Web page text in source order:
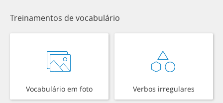
Treinamentos de vocabulário
Vocabulário em foto Verbos irregulares